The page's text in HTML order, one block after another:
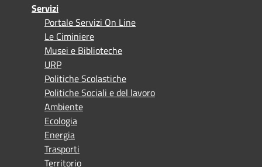
Servizi
Portale Servizi On Line
Le Ciminiere
Musei e Biblioteche
URP
Politiche Scolastiche
Politiche Sociali e del lavoro
Ambiente
Ecologia
Energia
Trasporti
Territorio